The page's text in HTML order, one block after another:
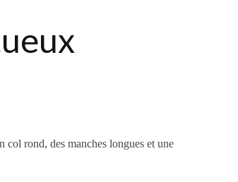
col rond, des manches longues et une